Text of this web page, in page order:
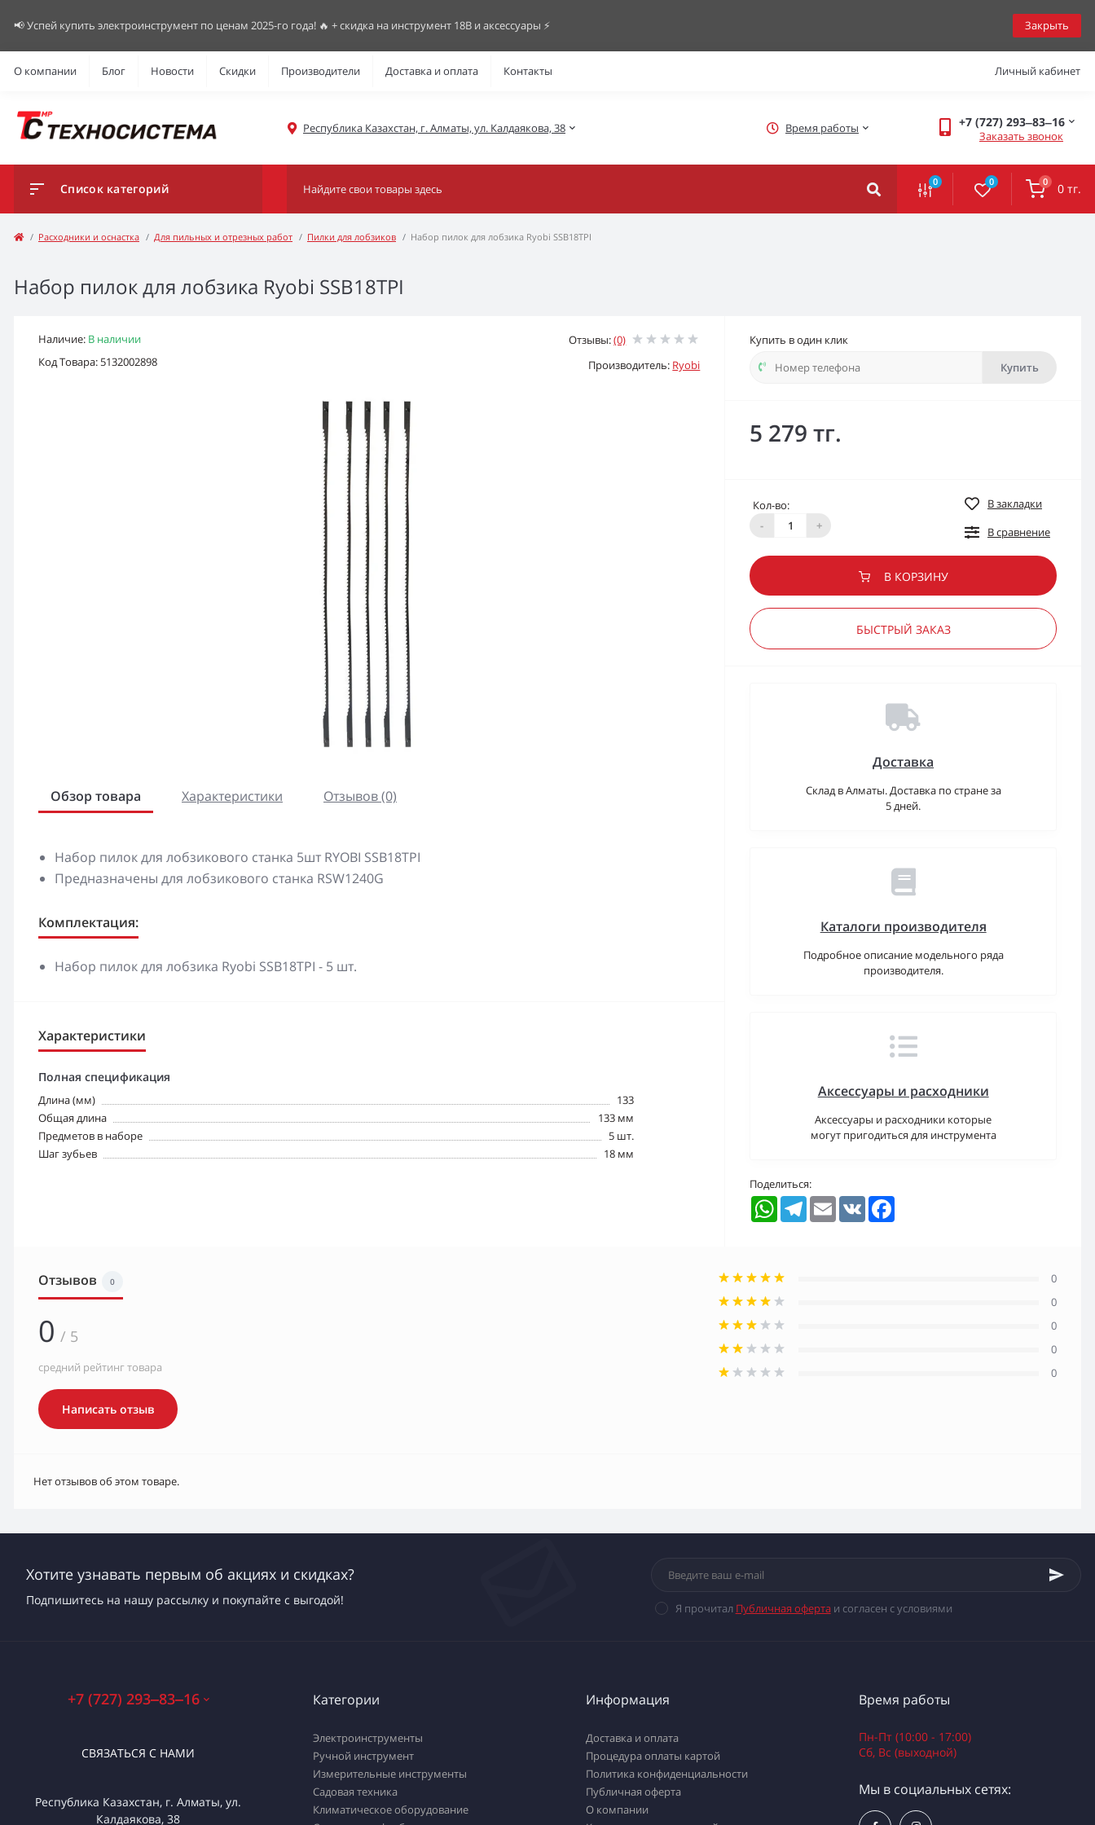
📢 Успей купить электроинструмент по ценам 2025-го года! 🔥 + скидка на инструмент 18В и аксессуары ⚡️ Закрыть
О компании Блог Новости Скидки Производители Доставка и оплата Контакты Личный кабинет
Республика Казахстан, г. Алматы, ул. Калдаякова, 38 Время работы +7 (727) 293‒83‒16
Заказать звонок
Список категорий 0 0 0 0 тг.
Расходники и оснастка Для пильных и отрезных работ Пилки для лобзиков Набор пилок для лобзика Ryobi SSB18TPI
Набор пилок для лобзика Ryobi SSB18TPI
Наличие: В наличии
Код Товара: 5132002898
Отзывы:(0)
Производитель: Ryobi
Обзор товара Характеристики Отзывов (0)
Набор пилок для лобзикового станка 5шт RYOBI SSB18TPI
Предназначены для лобзикового станка RSW1240G
Комплектация:
Набор пилок для лобзика Ryobi SSB18TPI - 5 шт.
Характеристики
Полная спецификация
Длина (мм)
133
Общая длина
133 мм
Предметов в наборе
5 шт.
Шаг зубьев
18 мм
Купить в один клик
Купить
5 279 тг.
Кол-во:
-
+
В закладки
В сравнение
В КОРЗИНУ
БЫСТРЫЙ ЗАКАЗ
Доставка
Склад в Алматы. Доставка по стране за
5 дней.
Каталоги производителя
Подробное описание модельного ряда
производителя.
Аксессуары и расходники
Аксессуары и расходники которые
могут пригодиться для инструмента
Поделиться:
WhatsAppTelegramEmail VK
Отзывов 0
0 / 5
средний рейтинг товара
Написать отзыв
0
0
0
0
0
Нет отзывов об этом товаре.
Хотите узнавать первым об акциях и скидках?
Подпишитесь на нашу рассылку и покупайте с выгодой!
Я прочитал Публичная офертаи согласен с условиями
+7 (727) 293‒83‒16
СВЯЗАТЬСЯ С НАМИ
Республика Казахстан, г. Алматы, ул.
Калдаякова, 38
Категории
Электроинструменты
Ручной инструмент
Измерительные инструменты
Садовая техника
Климатическое оборудование
Информация
Доставка и оплата
Процедура оплаты картой
Политика конфиденциальности
Публичная оферта
О компании
Время работы
Пн-Пт (10:00 - 17:00)
Сб, Вс (выходной)
Мы в социальных сетях: